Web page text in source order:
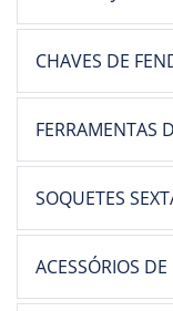
CHAVES DE
FERRAMENTAS
SOQUETES
ACESSÓRIOS